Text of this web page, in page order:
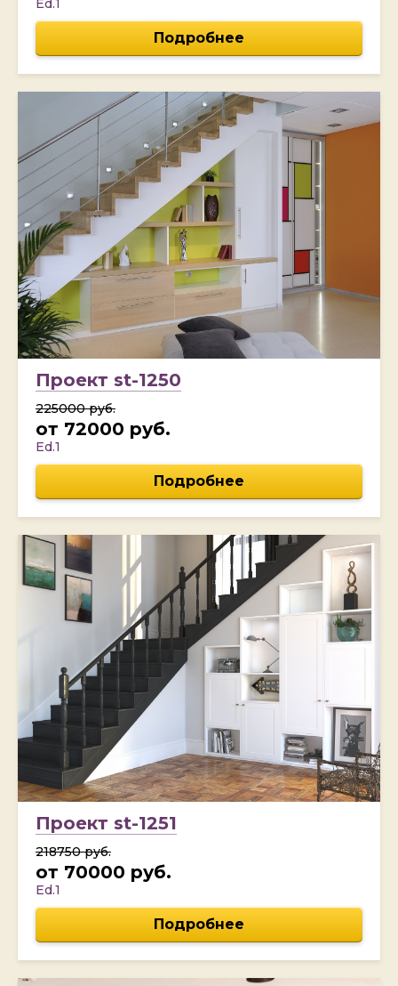
Ed.1
Подробнее
Проект st-1250
225000 руб.
от 72000 руб.
Ed.1
Подробнее
Проект st-1251
218750 руб.
от 70000 руб.
Ed.1
Подробнее